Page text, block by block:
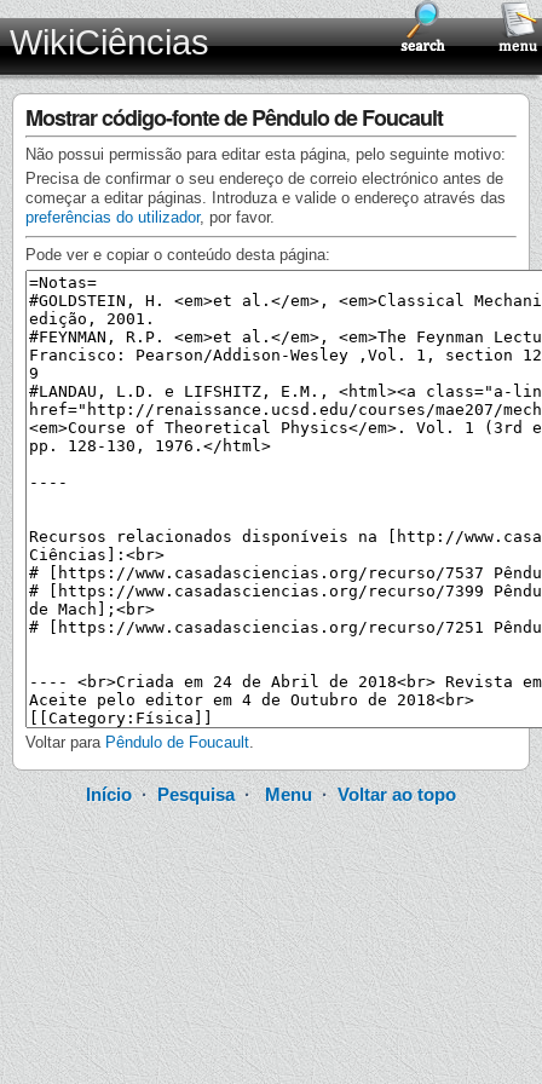
WikiCiências
Mostrar código-fonte de Pêndulo de Foucault
Não possui permissão para editar esta página, pelo seguinte motivo:
Precisa de confirmar o seu endereço de correio electrónico antes de
começar a editar páginas. Introduza e valide o endereço através das
preferências do utilizador, por favor.
Pode ver e copiar o conteúdo desta página:
Voltar para Pêndulo de Foucault.
Início·Pesquisa·Menu· Voltar ao topo